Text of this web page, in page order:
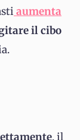
aumenta
il cibo
, il